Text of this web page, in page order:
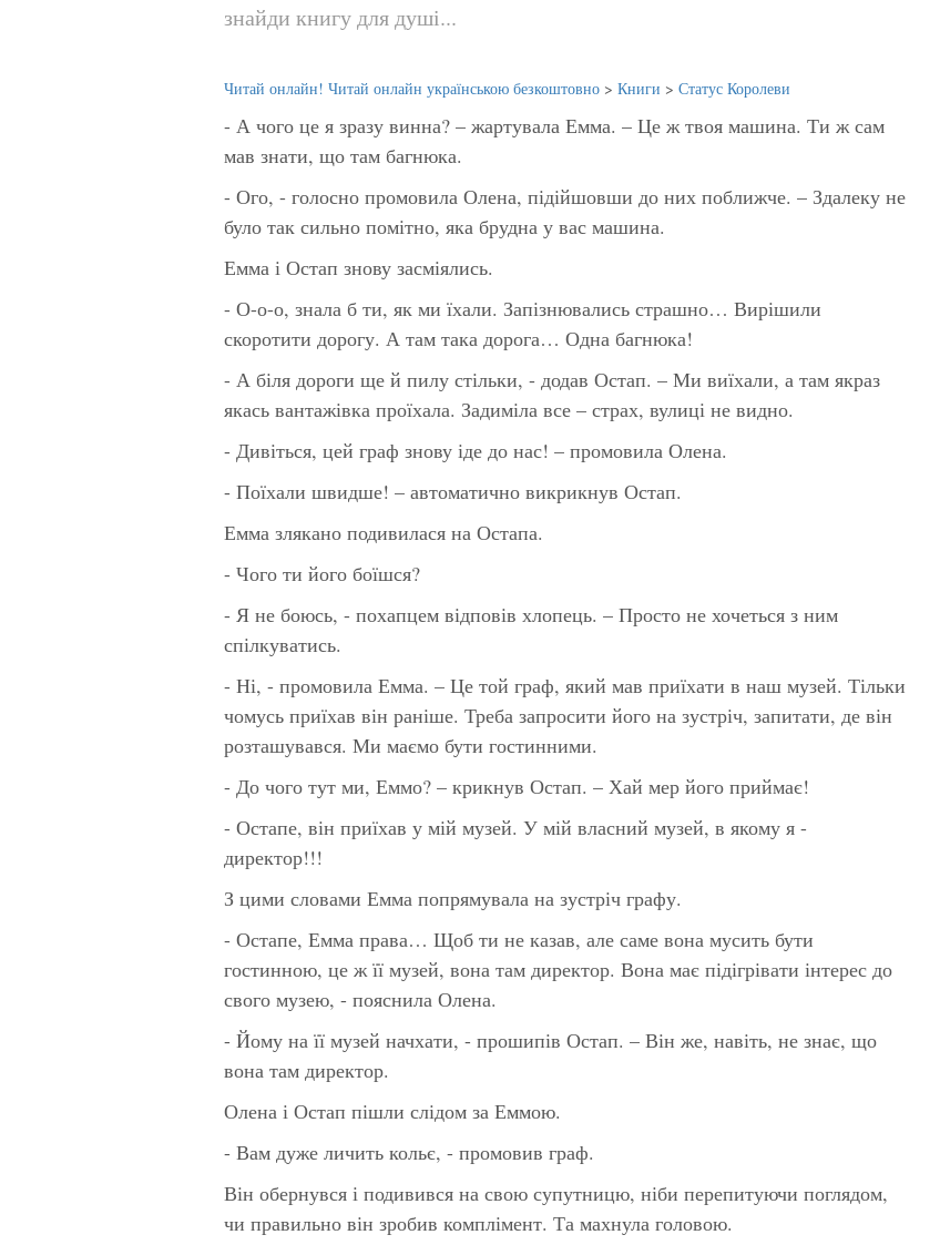
знайди книгу для душі...
Читай онлайн! Читай онлайн українською безкоштовно > Книги > Статус Королеви
- А чого це я зразу винна? – жартувала Емма. – Це ж твоя машина. Ти ж сам
мав знати, що там багнюка.
- Ого, - голосно промовила Олена, підійшовши до них поближче. – Здалеку не
було так сильно помітно, яка брудна у вас машина.
Емма і Остап знову засміялись.
- О-о-о, знала б ти, як ми їхали. Запізнювались страшно… Вирішили
скоротити дорогу. А там така дорога… Одна багнюка!
- А біля дороги ще й пилу стільки, - додав Остап. – Ми виїхали, а там якраз
якась вантажівка проїхала. Задиміла все – страх, вулиці не видно.
- Дивіться, цей граф знову іде до нас! – промовила Олена.
- Поїхали швидше! – автоматично викрикнув Остап.
Емма злякано подивилася на Остапа.
- Чого ти його боїшся?
- Я не боюсь, - похапцем відповів хлопець. – Просто не хочеться з ним
спілкуватись.
- Ні, - промовила Емма. – Це той граф, який мав приїхати в наш музей. Тільки
чомусь приїхав він раніше. Треба запросити його на зустріч, запитати, де він
розташувався. Ми маємо бути гостинними.
- До чого тут ми, Еммо? – крикнув Остап. – Хай мер його приймає!
- Остапе, він приїхав у мій музей. У мій власний музей, в якому я -
директор!!!
З цими словами Емма попрямувала на зустріч графу.
- Остапе, Емма права… Щоб ти не казав, але саме вона мусить бути
гостинною, це ж її музей, вона там директор. Вона має підігрівати інтерес до
свого музею, - пояснила Олена.
- Йому на її музей начхати, - прошипів Остап. – Він же, навіть, не знає, що
вона там директор.
Олена і Остап пішли слідом за Еммою.
- Вам дуже личить кольє, - промовив граф.
Він обернувся і подивився на свою супутницю, ніби перепитуючи поглядом,
чи правильно він зробив комплімент. Та махнула головою.